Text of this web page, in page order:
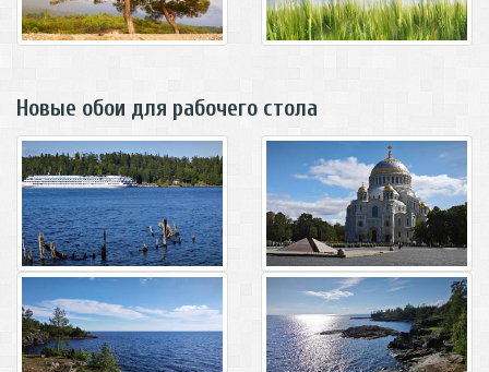
Новые обои для рабочего стола